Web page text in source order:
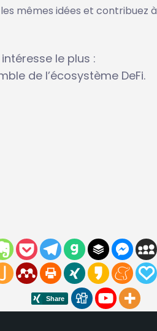
mêmes idées et contribuez à
le plus :
de l’écosystème DeFi.